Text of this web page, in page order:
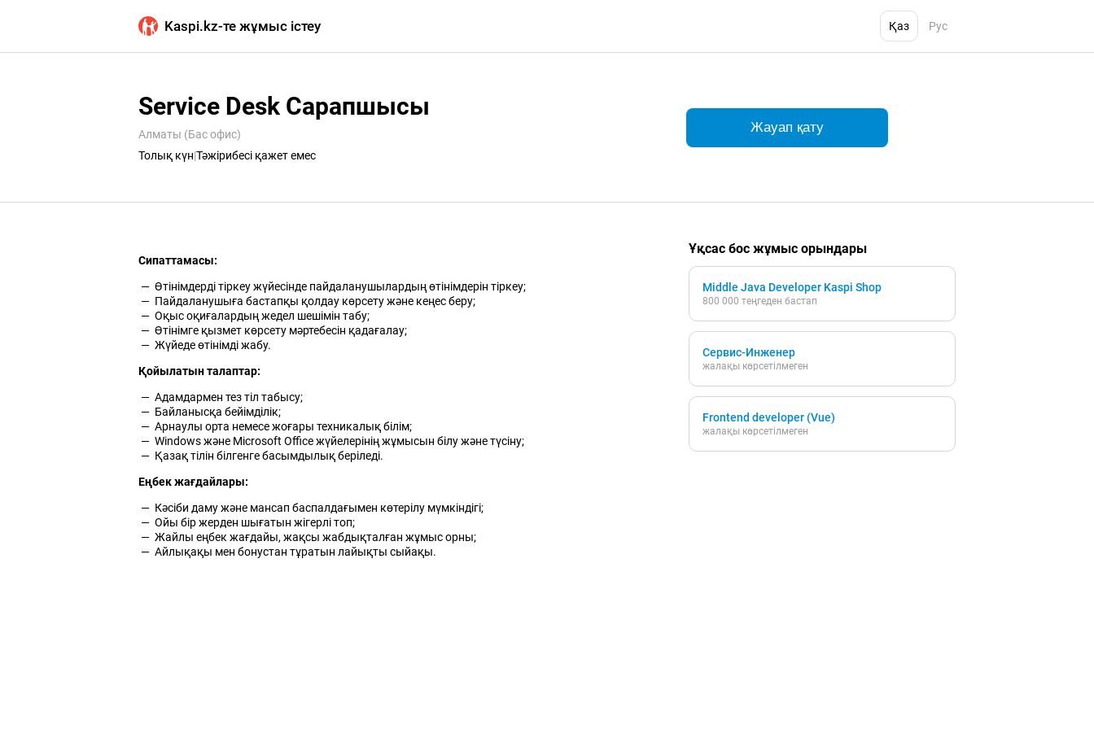
Kaspi.kz-те жұмыс істеу Қаз Рус
Service Desk Сарапшысы
Алматы (Бас офис)
Толық күн|Тәжірибесі қажет емес
Жауап қату
Сипаттамасы:
Өтінімдерді тіркеу жүйесінде пайдаланушылардың өтінімдерін тіркеу;
Пайдаланушыға бастапқы қолдау көрсету және кеңес беру;
Оқыс оқиғалардың жедел шешімін табу;
Өтінімге қызмет көрсету мәртебесін қадағалау;
Жүйеде өтінімді жабу.
Қойылатын талаптар:
Адамдармен тез тіл табысу;
Байланысқа бейімділік;
Арнаулы орта немесе жоғары техникалық білім;
Windows және Microsoft Office жүйелерінің жұмысын білу және түсіну;
Қазақ тілін білгенге басымдылық беріледі.
Еңбек жағдайлары:
Кәсіби даму және мансап баспалдағымен көтерілу мүмкіндігі;
Ойы бір жерден шығатын жігерлі топ;
Жайлы еңбек жағдайы, жақсы жабдықталған жұмыс орны;
Айлықақы мен бонустан тұратын лайықты сыйақы.
Ұқсас бос жұмыс орындары
Middle Java Developer Kaspi Shop
800 000 теңгеден бастап
Сервис-Инженер
жалақы көрсетілмеген
Frontend developer (Vue)
жалақы көрсетілмеген